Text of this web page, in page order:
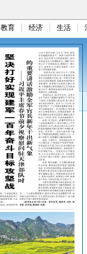
教育 经济 生活